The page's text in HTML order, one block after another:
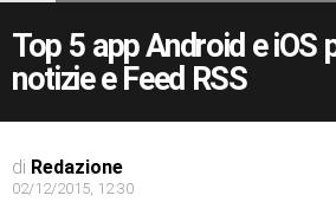
Top 5 app Android e iOS
notizie e Feed RSS
di Redazione
02/12/2015, 12:30